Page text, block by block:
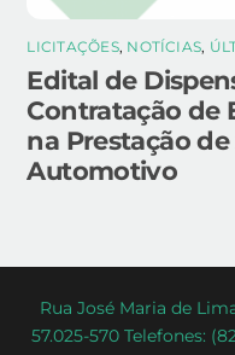
LICITAÇÕES, NOTÍCIAS,
Edital de
Contratação de
na Prestação
Automotivo
Rua José Maria de
57.025-570 Telefones: